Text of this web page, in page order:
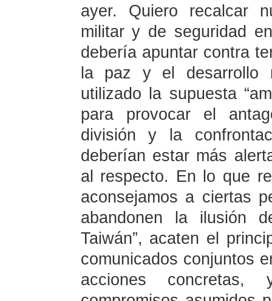
ayer. Quiero recalcar
militar y de seguridad
debería apuntar contra
la paz y el desarrollo
utilizado la supuesta
para provocar el
división y la
deberían estar más
al respecto. En lo que
aconsejamos a ciertas
abandonen la ilusión
Taiwán”, acaten el
comunicados conjuntos
acciones